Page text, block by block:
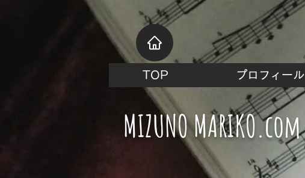
TOP プロフィール
MIZUNO MARIKO.com